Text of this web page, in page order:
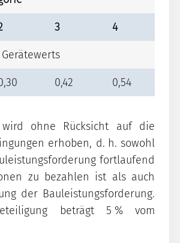
3 4
0,42 0,54
wird ohne Rücksicht auf die
erhoben, d. h. sowohl
fortlaufend
zu bezahlen ist als auch
der Bauleistungsforderung.
beträgt 5 % vom